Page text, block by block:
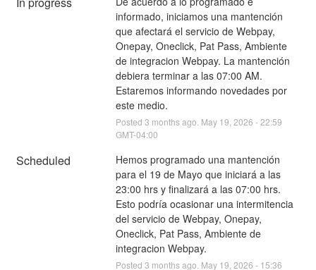
informado, iniciamos una mantención
que afectará el servicio de Webpay,
Onepay, Oneclick, Pat Pass, Ambiente
de integracion Webpay. La mantención
debiera terminar a las 07:00 AM.
Estaremos informando novedades por
este medio.
Posted 3 months ago. May 19 2026 -22:59
GMT-04:00
Scheduled
Hemos programado una mantención
para el 19 de Mayo que iniciará a las
23:00 hrs y finalizará a las 07:00 hrs.
Esto podría ocasionar una intermitencia
del servicio de Webpay, Onepay,
Oneclick, Pat Pass, Ambiente de
integracion Webpay.
Posted 3 months ago. May 19 2026 - 15:36